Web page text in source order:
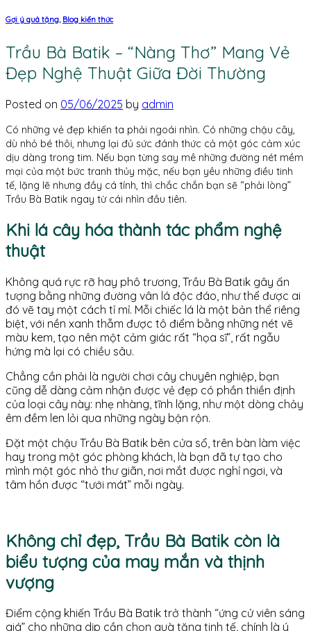
Gợi ý quà tặng, Blog kiến thức
Trầu Bà Batik – “Nàng Thơ” Mang Vẻ
Đẹp Nghệ Thuật Giữa Đời Thường
Posted on 05/06/2025 by admin
Có những vẻ đẹp khiến ta phải ngoái nhìn. Có những chậu cây,
dù nhỏ bé thôi, nhưng lại đủ sức đánh thức cả một góc cảm xúc
dịu dàng trong tim. Nếu bạn từng say mê những đường nét mềm
mại của một bức tranh thủy mặc, nếu bạn yêu những điều tinh
tế, lặng lẽ nhưng đầy cá tính, thì chắc chắn bạn sẽ “phải lòng”
Trầu Bà Batik ngay từ cái nhìn đầu tiên.
Khi lá cây hóa thành tác phẩm nghệ
thuật
Không quá rực rỡ hay phô trương, Trầu Bà Batik gây ấn
tượng bằng những đường vân lá độc đáo, như thể được ai
đó vẽ tay một cách tỉ mỉ. Mỗi chiếc lá là một bản thể riêng
biệt, với nền xanh thẫm được tô điểm bằng những nét vẽ
màu kem, tạo nên một cảm giác rất “họa sĩ”, rất ngẫu
hứng mà lại có chiều sâu.
Chẳng cần phải là người chơi cây chuyên nghiệp, bạn
cũng dễ dàng cảm nhận được vẻ đẹp có phần thiền định
của loại cây này: nhẹ nhàng, tĩnh lặng, như một dòng chảy
êm đềm len lỏi qua những ngày bận rộn.
Đặt một chậu Trầu Bà Batik bên cửa sổ, trên bàn làm việc
hay trong một góc phòng khách, là bạn đã tự tạo cho
mình một góc nhỏ thư giãn, nơi mắt được nghỉ ngơi, và
tâm hồn được “tưới mát” mỗi ngày.
Không chỉ đẹp, Trầu Bà Batik còn là
biểu tượng của may mắn và thịnh
vượng
Điểm cộng khiến Trầu Bà Batik trở thành “ứng cử viên sáng
giá” cho những dịp cần chọn quà tặng tinh tế, chính là ý